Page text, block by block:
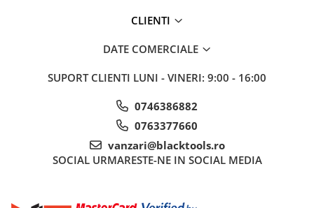
Masini de dejantat roti
Piese de schimb
CLIENTI
DATE COMERCIALE
SUPORT CLIENTI LUNI - VINERI: 9:00 - 16:00
0746386882
0763377660
vanzari@blacktools.ro
SOCIAL URMARESTE-NE IN SOCIAL MEDIA